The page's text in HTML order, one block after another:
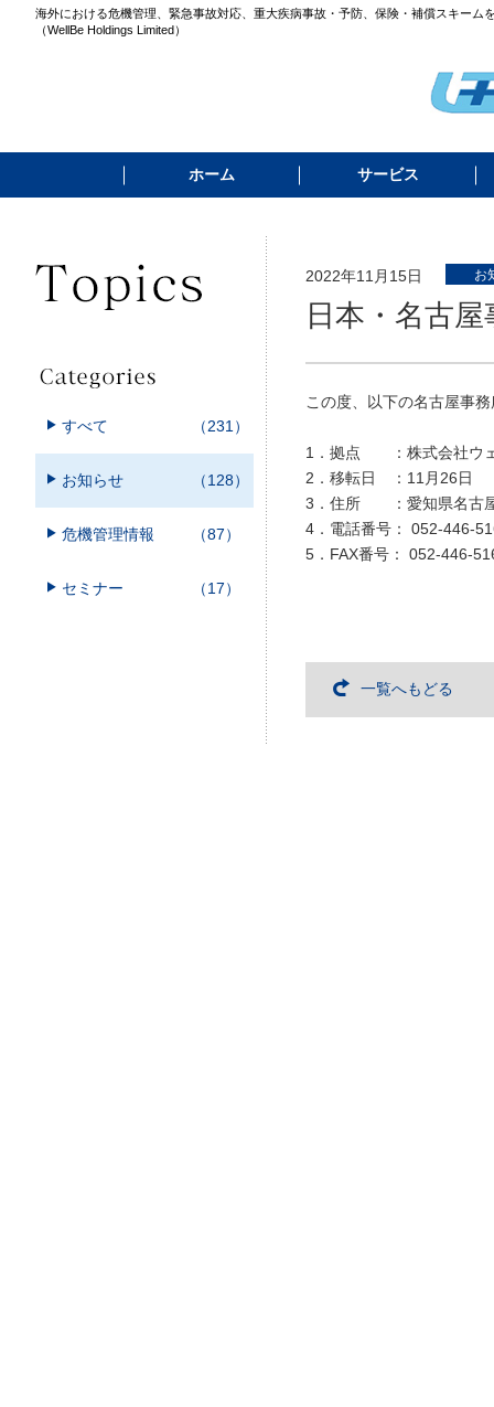
海外における危機管理、緊急事故対応、重大疾病事故・予防、保険・補償スキーム
（WellBe Holdings Limited）
ホーム サービス
すべて （231）
お知らせ （128）
危機管理情報 （87）
セミナー （17）
2022年11月15日 お
日本・名古
この度、以下の名古屋事
1．拠点 ：株式会社ウェ
2．移転日 ：11月26日
3．住所 ：愛知県名古屋
4．電話番号： 052-446-
5．FAX番号： 052-446-
一覧へもどる